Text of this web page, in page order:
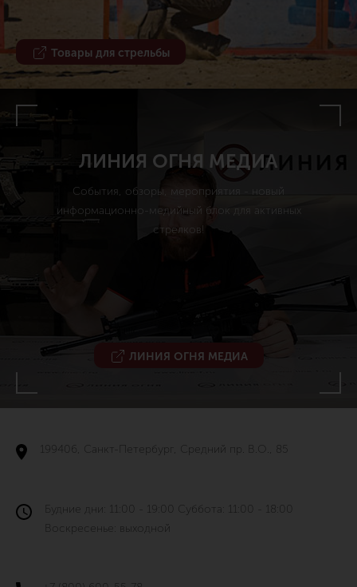
ЛИНИЯ ОГНЯ МЕДИА
События, обзоры, мероприятия - новый
информационно-медийный блок для активных
стрелков!
ЛИНИЯ ОГНЯ МЕДИА
Товары для стрельбы
199406, Санкт-Петербург, Средний пр. В.О., 85
Будние дни: 11:00 - 19:00 Суббота: 11:00 - 18:00
Воскресенье: выходной